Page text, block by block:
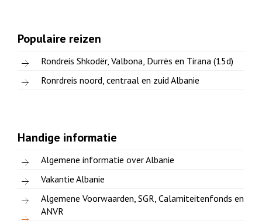
Populaire reizen
Rondreis Shkodër, Valbona, Durrës en Tirana (15d)
Ronrdreis noord, centraal en zuid Albanie
Handige informatie
Algemene informatie over Albanie
Vakantie Albanie
Algemene Voorwaarden, SGR, Calamiteitenfonds en
ANVR